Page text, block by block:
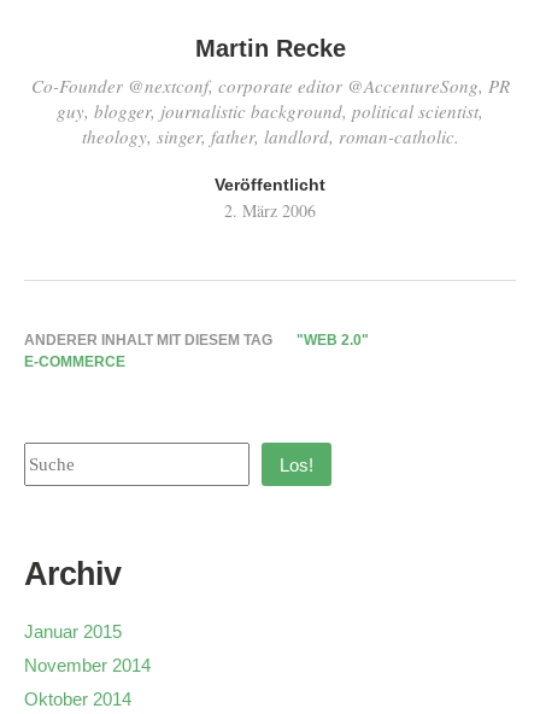
Martin Recke
Co-Founder @nextconf, corporate editor @AccentureSong, PR
guy, blogger, journalistic background, political scientist,
theology, singer, father, landlord, roman-catholic.
Veröffentlicht
2. März 2006
ANDERER INHALT MIT DIESEM TAG
"WEB 2.0"
E-COMMERCE
Los!
Archiv
Januar 2015
November 2014
Oktober 2014